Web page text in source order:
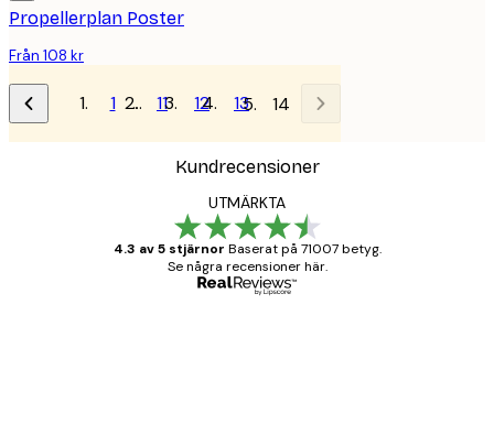
Propellerplan Poster
Från 108 kr
1 … 11 12 13 14
Kundrecensioner
UTMÄRKTA
4.3 av 5 stjärnor Baserat på 71007 betyg.
Se några recensioner här.